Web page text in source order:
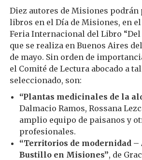
Diez autores de Misiones podrán
libros en el Día de Misiones, en
Feria Internacional del Libro “Del
que se realiza en Buenos Aires
de mayo. Sin orden de
el Comité de Lectura abocado a
seleccionado, son:
“Plantas medicinales de la
Dalmacio Ramos, Rossana
amplio equipo de paisanos y
profesionales.
“Territorios de modernidad
Bustillo en Misiones”, de